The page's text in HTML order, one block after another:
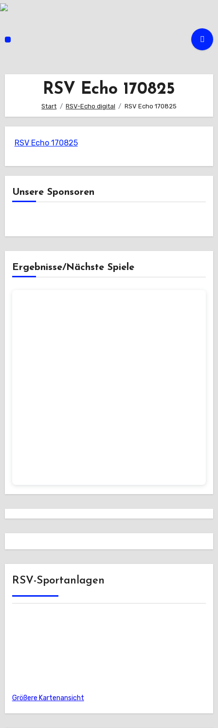
Zum
RSV Echo 170825
Start RSV-Echo digital RSV Echo 170825
RSV Echo 170825
Unsere Sponsoren
Ergebnisse/Nächste Spiele
RSV-Sportanlagen
Größere Kartenansicht